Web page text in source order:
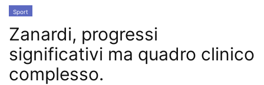
Sport
Zanardi, progressi
significativi ma quadro clinico
complesso.